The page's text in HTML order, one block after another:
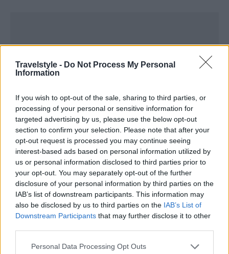
Travelstyle - Do Not Process My Personal
Information
If you wish to opt-out of the sale, sharing to third parties, or
processing of your personal or sensitive information for
targeted advertising by us, please use the below opt-out
section to confirm your selection. Please note that after your
opt-out request is processed you may continue seeing
interest-based ads based on personal information utilized by
us or personal information disclosed to third parties prior to
your opt-out. You may separately opt-out of the further
disclosure of your personal information by third parties on the
IAB’s list of downstream participants. This information may
also be disclosed by us to third parties on the IAB’s List of
Downstream Participants that may further disclose it to other
Please note that this website/app uses one or more Google
Personal Data Processing Opt Outs